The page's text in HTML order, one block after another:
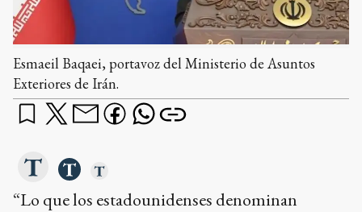
Esmaeil Baqaei, portavoz del Ministerio de Asuntos
Exteriores de Irán.
“Lo que los estadounidenses denominan